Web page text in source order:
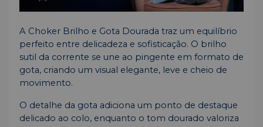
A Choker Brilho e Gota Dourada traz um equilíbrio
perfeito entre delicadeza e sofisticação. O brilho
sutil da corrente se une ao pingente em formato de
gota, criando um visual elegante, leve e cheio de
movimento.
O detalhe da gota adiciona um ponto de destaque
delicado ao colo, enquanto o tom dourado valoriza